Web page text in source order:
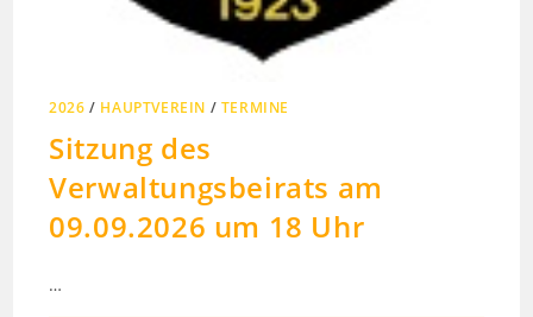
2026 / HAUPTVEREIN / TERMINE
Sitzung des
Verwaltungsbeirats am
09.09.2026 um 18 Uhr
…